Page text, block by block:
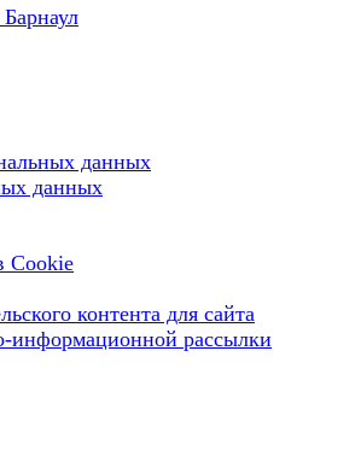
данных
данных
Cookie
контента для сайта
информационной рассылки